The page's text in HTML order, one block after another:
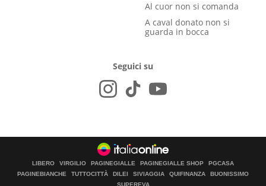
Al cuor non si comanda
A caval donato non si
guarda in bocca
Seguici su
LIBERO VIRGILIO PAGINEGIALLE PAGINEGIALLE SHOP
PGCASA
PAGINEBIANCHE
TUTTOCITTÀ DILEI SIVIAGGIA QUIFINANZA
BUONISSIMO